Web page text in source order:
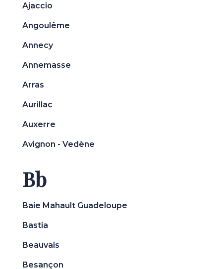
Ajaccio
Angoulême
Annecy
Annemasse
Arras
Aurillac
Auxerre
Avignon - Vedène
Bb
Baie Mahault Guadeloupe
Bastia
Beauvais
Besançon